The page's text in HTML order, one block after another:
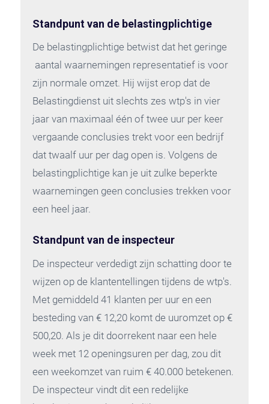
Standpunt van de belastingplichtige
De belastingplichtige betwist dat het geringe
aantal waarnemingen representatief is voor
zijn normale omzet. Hij wijst erop dat de
Belastingdienst uit slechts zes wtp's in vier
jaar van maximaal één of twee uur per keer
vergaande conclusies trekt voor een bedrijf
dat twaalf uur per dag open is. Volgens de
belastingplichtige kan je uit zulke beperkte
waarnemingen geen conclusies trekken voor
een heel jaar.
Standpunt van de inspecteur
De inspecteur verdedigt zijn schatting door te
wijzen op de klantentellingen tijdens de wtp's.
Met gemiddeld 41 klanten per uur en een
besteding van € 12,20 komt de uuromzet op €
500,20. Als je dit doorrekent naar een hele
week met 12 openingsuren per dag, zou dit
een weekomzet van ruim € 40.000 betekenen.
De inspecteur vindt dit een redelijke